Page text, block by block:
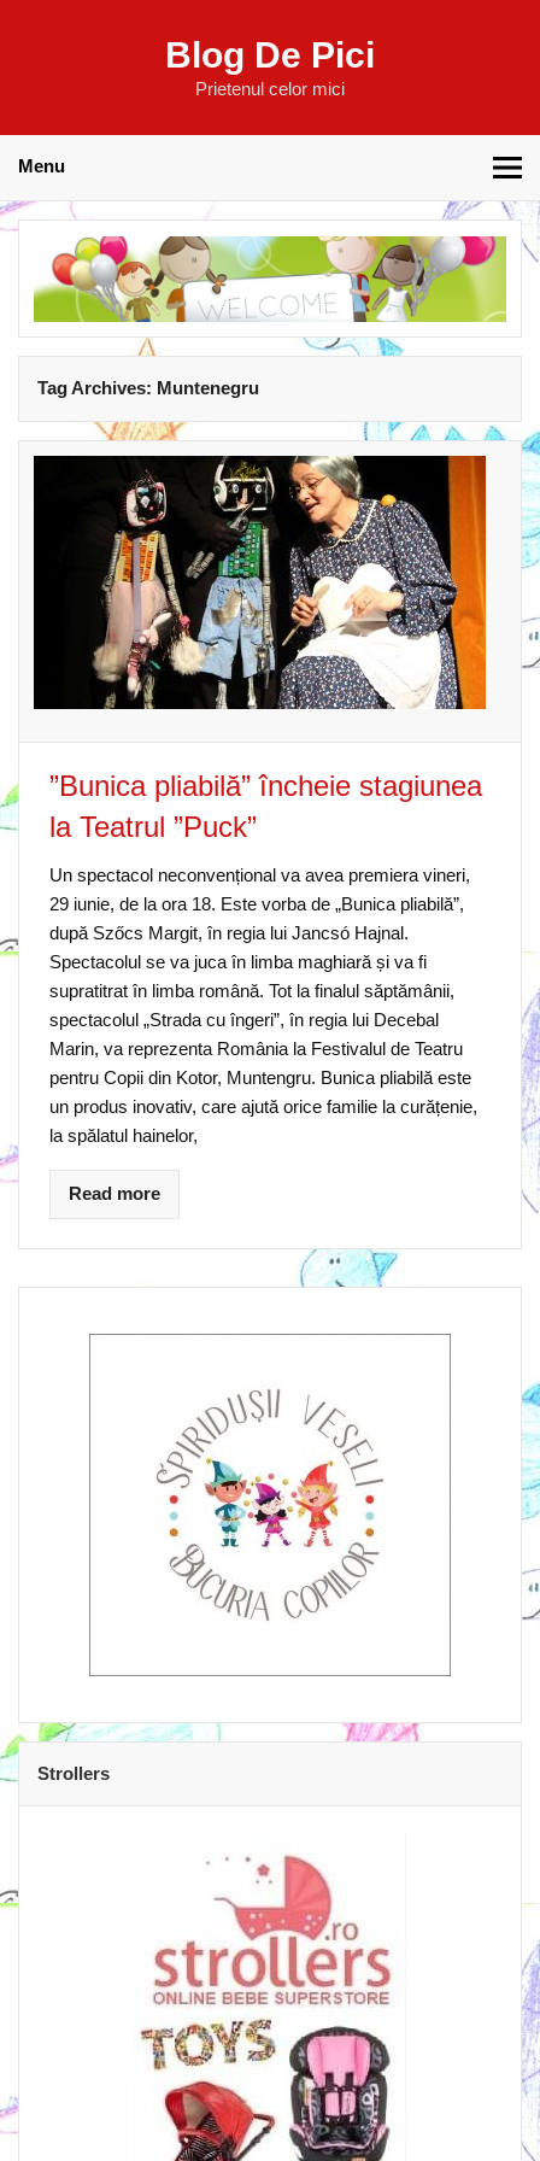
Blog De Pici
Prietenul celor mici
Menu
Tag Archives: Muntenegru
”Bunica pliabilă” încheie stagiunea
la Teatrul ”Puck”
Un spectacol neconvențional va avea premiera vineri,
29 iunie, de la ora 18. Este vorba de „Bunica pliabilă”,
după Szőcs Margit, în regia lui Jancsó Hajnal.
Spectacolul se va juca în limba maghiară și va fi
supratitrat în limba română. Tot la finalul săptămânii,
spectacolul „Strada cu îngeri”, în regia lui Decebal
Marin, va reprezenta România la Festivalul de Teatru
pentru Copii din Kotor, Muntengru. Bunica pliabilă este
un produs inovativ, care ajută orice familie la curățenie,
la spălatul hainelor,
Read more
Strollers